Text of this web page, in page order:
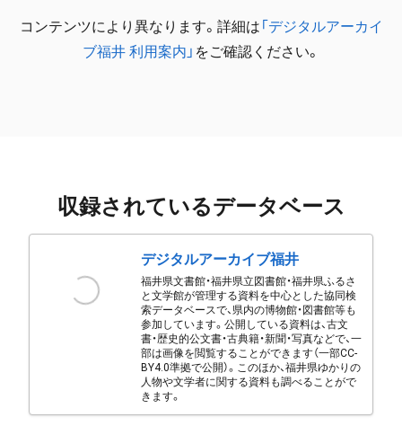
コンテンツにより異なります。詳細は 「デジタルアーカイ
ブ福井 利用案内」 をご確認ください。
収録されているデータベース
デジタルアーカイブ福井
福井県文書館・福井県立図書館・福井県ふるさ
と文学館が管理する資料を中心とした協同検
索データベースで、県内の博物館・図書館等も
参加しています。公開している資料は、古文
書・歴史的公文書・古典籍・新聞・写真などで、一
部は画像を閲覧することができます（一部CC-
BY4.0準拠で公開）。このほか、福井県ゆかりの
人物や文学者に関する資料も調べることがで
きます。